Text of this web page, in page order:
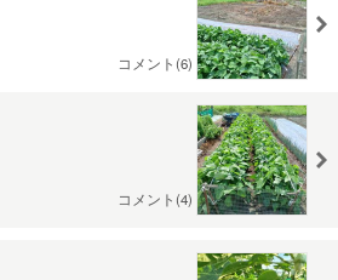
コメント(6)
コメント(4)